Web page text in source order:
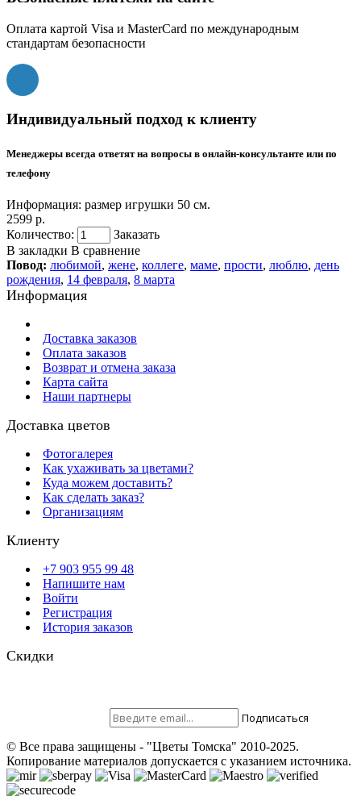
Оплата картой Visa и MasterCard по международным
стандартам безопасности
Индивидуальный подход к клиенту
Менеджеры всегда ответят на вопросы в онлайн-консультанте или по
телефону
Информация: размер игрушки 50 см.
2599 р.
Количество:
Заказать
В закладки В сравнение
Повод: любимой, жене, коллеге, маме, прости, люблю, день
рождения, 14 февраля, 8 марта
Информация
Доставка заказов
Оплата заказов
Возврат и отмена заказа
Карта сайта
Наши партнеры
Доставка цветов
Фотогалерея
Как ухаживать за цветами?
Куда можем доставить?
Как сделать заказ?
Организациям
Клиенту
+7 903 955 99 48
Напишите нам
Войти
Регистрация
История заказов
Скидки
Подписаться
© Все права защищены - "Цветы Томска" 2010-2025.
Копирование материалов допускается с указанием источника.